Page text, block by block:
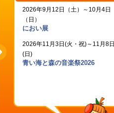
2026年9月12日（土）～10月4日
（日）
におい展
2026年11月3日(火・祝)～11月8日
(日)
青い海と森の音楽祭2026